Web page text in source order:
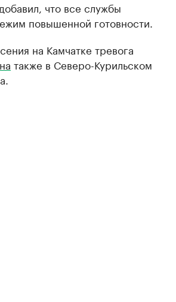
что все службы
повышенной готовности.
на Камчатке тревога
также в Северо-Курильском